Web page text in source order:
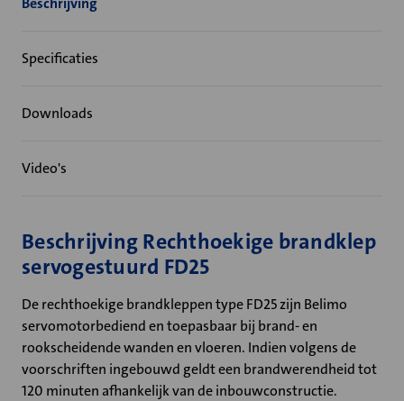
Specificaties
Downloads
Video's
Beschrijving Rechthoekige brandklep
servogestuurd FD25
De rechthoekige brandkleppen type FD25 zijn Belimo
servomotorbediend en toepasbaar bij brand- en
rookscheidende wanden en vloeren. Indien volgens de
voorschriften ingebouwd geldt een brandwerendheid tot
120 minuten afhankelijk van de inbouwconstructie.